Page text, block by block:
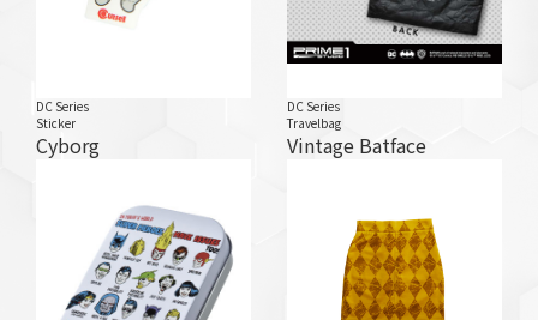
DC Series
Sticker
Cyborg
DC Series
Travelbag
Vintage Batface